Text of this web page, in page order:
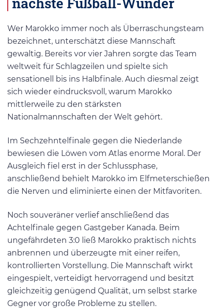
Wer Marokko immer noch als Überraschungsteam
bezeichnet, unterschätzt diese Mannschaft
gewaltig. Bereits vor vier Jahren sorgte das Team
weltweit für Schlagzeilen und spielte sich
sensationell bis ins Halbfinale. Auch diesmal zeigt
sich wieder eindrucksvoll, warum Marokko
mittlerweile zu den stärksten
Nationalmannschaften der Welt gehört.
Im Sechzehntelfinale gegen die Niederlande
bewiesen die Löwen vom Atlas enorme Moral. Der
Ausgleich fiel erst in der Schlussphase,
anschließend behielt Marokko im Elfmeterschießen
die Nerven und eliminierte einen der Mitfavoriten.
Noch souveräner verlief anschließend das
Achtelfinale gegen Gastgeber Kanada. Beim
ungefährdeten 3:0 ließ Marokko praktisch nichts
anbrennen und überzeugte mit einer reifen,
kontrollierten Vorstellung. Die Mannschaft wirkt
eingespielt, verteidigt hervorragend und besitzt
gleichzeitig genügend Qualität, um selbst starke
Gegner vor große Probleme zu stellen.